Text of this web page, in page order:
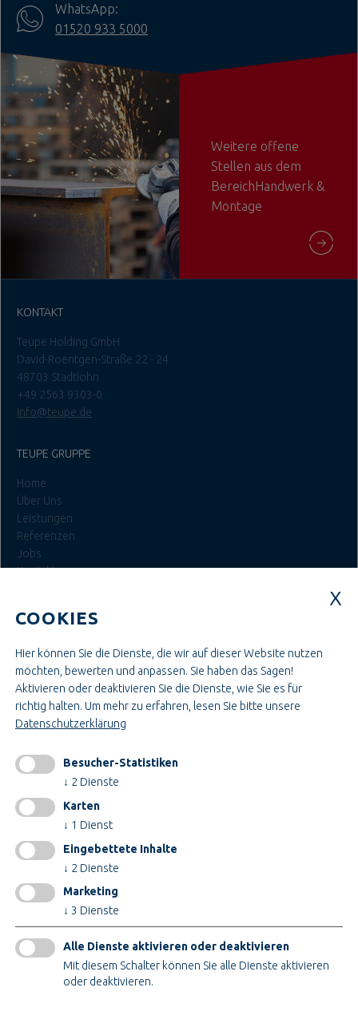
WhatsApp:
01520 933 5000
Weitere offene
Stellen aus dem
BereichHandwerk &
Montage
KONTAKT
Teupe Holding GmbH
David-Roentgen-Straße 22 - 24
48703 Stadtlohn
+49 2563 9303-0
info@teupe.de
TEUPE GRUPPE
Home
Über Uns
Leistungen
Referenzen
Jobs
Kontakt
Ausbildung & Studium
Bau- & Projektleitung
Administration & Verwaltung
Handwerk & Montage
Konstruktion & Technik
INFORMATIONEN
Impressum
AGB
Datenschutz
Cookieeinstellungen ändern
ZERTIFIKATE
COOKIES
Hier können Sie die Dienste, die wir auf dieser Website nutzen
möchten, bewerten und anpassen. Sie haben das Sagen!
Aktivieren oder deaktivieren Sie die Dienste, wie Sie es für
richtig halten. Um mehr zu erfahren, lesen Sie bitte unsere
Datenschutzerklärung
Besucher-Statistiken
↓ 2 Dienste
Karten
↓ 1 Dienst
Eingebettete Inhalte
↓ 2 Dienste
Marketing
↓ 3 Dienste
Alle Dienste aktivieren oder deaktivieren
Mit diesem Schalter können Sie alle Dienste aktivieren
oder deaktivieren.